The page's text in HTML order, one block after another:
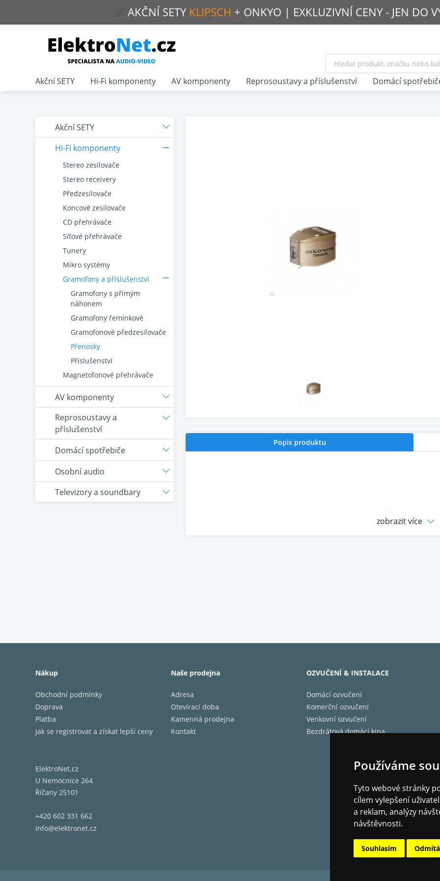
Používáme
Tyto webové stránky
cílem vylepšení
a reklam, analýzy
návštěvnosti.
Souhlasím
✅ AKČNÍ SETY KLIPSCH + ONKYO | EXKLUZIVNÍ CENY - JEN DO
Popis produktu
Typ přenosky – MC
Výstupní napětí – 0,5 mV
Hmotnost – 7 g
Impedance – 40 Ω
kategorii. Výsledek překonal očekávání. Sofistikovaným
opracovaného hliníku je odolné a přitom lehké. Přesný
zobrazit více
Akční SETY
Hi-Fi komponenty
Stereo zesilovače
Stereo receivery
Předzesilovače
Koncové zesilovače
CD přehrávače
Síťové přehrávače
Tunery
Mikro systémy
Gramofony a příslušenství
Gramofony s přímým
náhonem
Gramofony řemínkové
Gramofonové předzesilovače
Přenosky
Příslušenství
Magnetofonové přehrávače
AV komponenty
Reprosoustavy a
příslušenství
Domácí spotřebiče
Osobní audio
Televizory a soundbary
Akční SETY Hi-Fi komponenty AV komponenty Reprosoustavy a příslušenství Domácí
Nákup
Obchodní podmínky
Doprava
Platba
Jak se registrovat a získat lepší ceny
Naše prodejna
Adresa
Otevírací doba
Kamenná prodejna
Kontakt
OZVUČENÍ & INSTALACE
Domácí ozvučení
Komerční ozvučení
Venkovní ozvučení
Bezdrátová domácí kina
ElektroNet.cz
U Nemocnice 264
Říčany 25101
+420 602 331 662
info@elektronet.cz